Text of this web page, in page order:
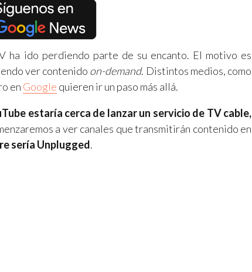
ha ido perdiendo parte de su encanto. El motivo es
ver contenido on-demand. Distintos medios, como
en Google quieren ir un paso más allá.
estaría cerca de lanzar un servicio de TV cable,
a ver canales que transmitirán contenido en
sería Unplugged.